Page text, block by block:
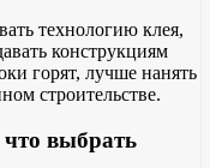
технологию клея,
конструкциям
горят, лучше нанять
строительстве.
выбрать